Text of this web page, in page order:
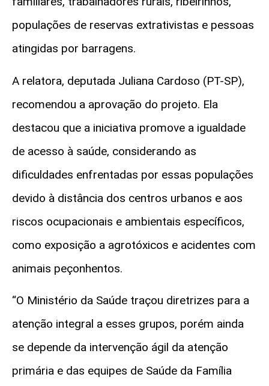
populações de reservas extrativistas e pessoas
atingidas por barragens.
A relatora, deputada Juliana Cardoso (PT-SP),
recomendou a aprovação do projeto. Ela
destacou que a iniciativa promove a igualdade
de acesso à saúde, considerando as
dificuldades enfrentadas por essas populações
devido à distância dos centros urbanos e aos
riscos ocupacionais e ambientais específicos,
como exposição a agrotóxicos e acidentes com
animais peçonhentos.
“O Ministério da Saúde traçou diretrizes para a
atenção integral a esses grupos, porém ainda
se depende da intervenção ágil da atenção
primária e das equipes de Saúde da Família